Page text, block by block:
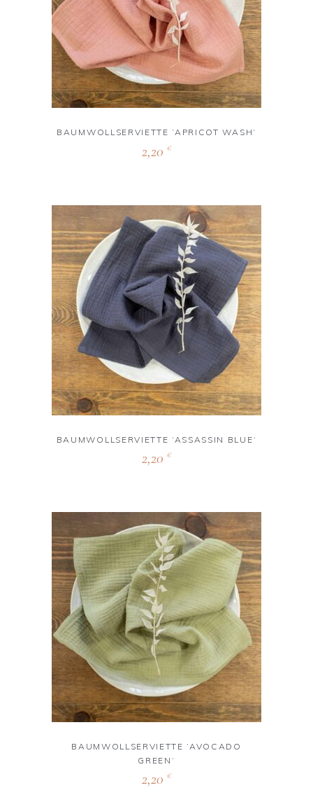
BAUMWOLLSERVIETTE ‘APRICOT WASH‘
2,20 €
BAUMWOLLSERVIETTE ‘ASSASSIN BLUE‘
2,20 €
BAUMWOLLSERVIETTE ‘AVOCADO
GREEN‘
2,20 €